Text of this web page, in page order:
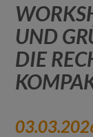
UND
DIE